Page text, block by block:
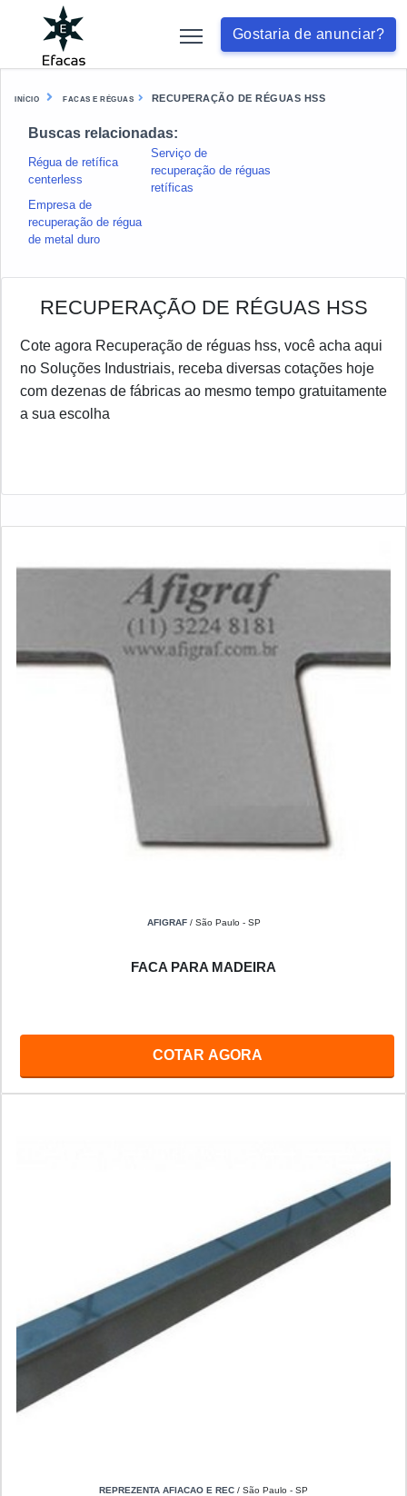
Gostaria de anunciar?
INÍCIO FACAS E RÉGUAS RECUPERAÇÃO DE RÉGUAS HSS
Buscas relacionadas:
Régua de retífica
centerless
Serviço de
recuperação de réguas
retíficas
Empresa de
recuperação de régua
de metal duro
RECUPERAÇÃO DE RÉGUAS HSS
Cote agora Recuperação de réguas hss, você acha aqui
no Soluções Industriais, receba diversas cotações hoje
com dezenas de fábricas ao mesmo tempo gratuitamente
a sua escolha
AFIGRAF/ São Paulo - SP
FACA PARA MADEIRA
COTAR AGORA
REPREZENTA AFIACAO E REC / São Paulo - SP